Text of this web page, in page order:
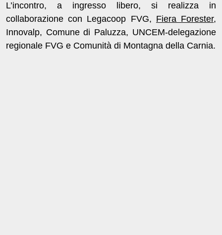
L’incontro, a ingresso libero, si realizza in
collaborazione con Legacoop FVG, Fiera Forester,
Innovalp, Comune di Paluzza, UNCEM-delegazione
regionale FVG e Comunità di Montagna della Carnia.